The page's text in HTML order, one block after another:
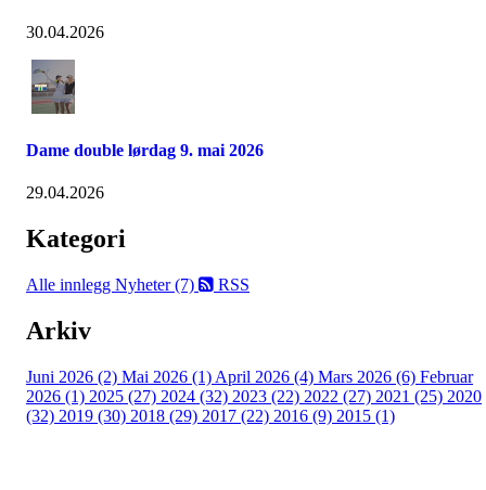
30.04.2026
Dame double lørdag 9. mai 2026
29.04.2026
Kategori
Alle innlegg Nyheter (7) RSS
Arkiv
Juni 2026 (2) Mai 2026 (1) April 2026 (4) Mars 2026 (6) Februar
2026 (1) 2025 (27) 2024 (32) 2023 (22) 2022 (27) 2021 (25) 2020
(32) 2019 (30) 2018 (29) 2017 (22) 2016 (9) 2015 (1)